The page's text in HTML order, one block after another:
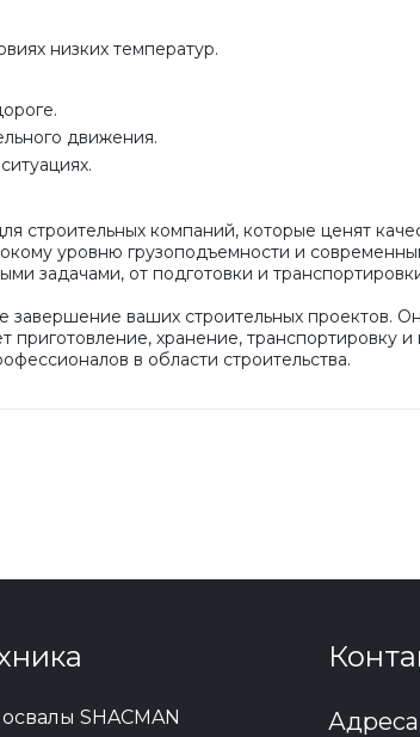
низких температур.
движения.
строительных компаний, которые ценят
уровню грузоподъемности и
задачами, от подготовки и
ваших строительных проектов. Он
хранение, транспортировку и
в области строительства.
SHACMAN